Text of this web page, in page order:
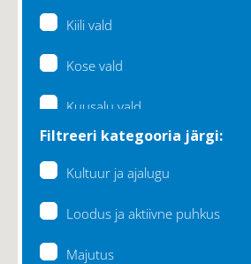
Kiili vald
Kose vald
Kuusalu vald
Lääne-Harju vald
Filtreeri kategooria järgi:
Kultuur ja ajalugu
Loodus ja aktiivne puhkus
Majutus